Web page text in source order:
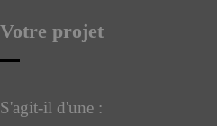
Votre projet
S'agit-il d'une :